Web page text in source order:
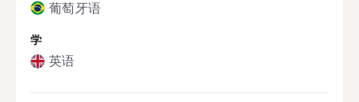
葡萄牙语
学
英语